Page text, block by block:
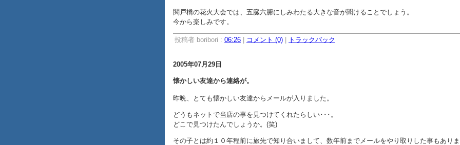
関戸橋の花火大会では、五臓六腑にしみわたる大きな音が聞けることでしょう。
今から楽しみです。
投稿者 boribori : 06:26 コメント (0) トラックバック
2005年07月29日
懐かしい友達から連絡が。
昨晩、とても懐かしい友達からメールが入りました。
どうもネットで当店の事を見つけてくれたらしい･･･。
どこで見つけたんでしょうか。(笑)
その子とは約１０年程前に旅先で知り合いまして、数年前までメールをやり取りした事もあり